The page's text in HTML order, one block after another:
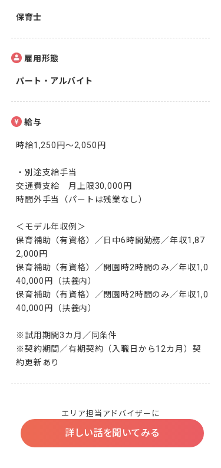
保育士
雇用形態
パート・アルバイト
給与
時給1,250円～2,050円
・別途支給手当
交通費支給　月上限30,000円
時間外手当（パートは残業なし）
＜モデル年収例＞
保育補助（有資格）／日中6時間勤務／年収1,87
2,000円
保育補助（有資格）／開園時2時間のみ／年収1,0
40,000円（扶養内）
保育補助（有資格）／閉園時2時間のみ／年収1,0
40,000円（扶養内）
※試用期間3カ月／同条件
※契約期間／有期契約（入職日から12カ月）契
約更新あり
エリア担当アドバイザーに
詳しい話を聞いてみる